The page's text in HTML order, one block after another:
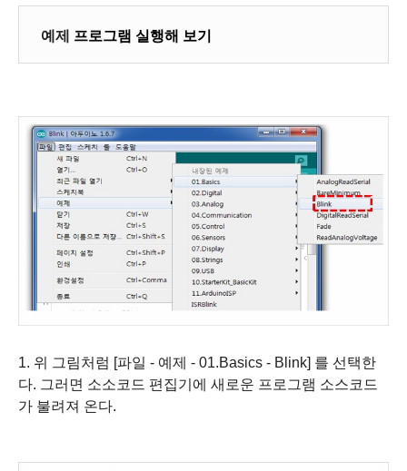
예제 프로그램 실행해 보기
1. 위 그림처럼 [파일 - 예제 - 01.Basics - Blink] 를 선택한
다. 그러면 소소코드 편집기에 새로운 프로그램 소스코드
가 불려져 온다.